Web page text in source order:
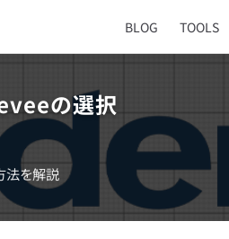
BLOG TOOLS
の選択
法を解説